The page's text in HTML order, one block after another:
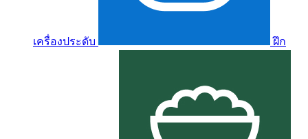
เครื่องประดับ ฝึก